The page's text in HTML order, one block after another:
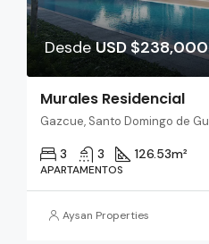
DesdeUSD $238,000
Murales Residencial
3 3 126.53m²
APARTAMENTOS
Aysan Properties